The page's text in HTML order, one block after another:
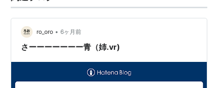
ro_oro • 6ヶ月前
さーーーーーーー青（姉.vr)